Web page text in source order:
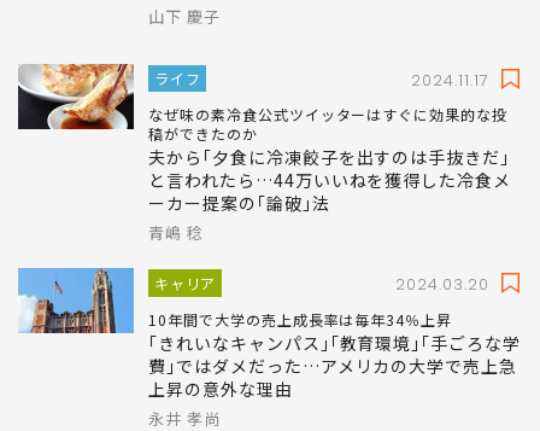
山下 慶子
ライフ 2024.11.17
なぜ味の素冷食公式ツイッターはすぐに効果的な投
稿ができたのか
夫から｢夕食に冷凍餃子を出すのは手抜きだ｣
と言われたら…44万いいねを獲得した冷食メ
ーカー提案の｢論破｣法
青嶋 稔
キャリア 2024.03.20
10年間で大学の売上成長率は毎年34％上昇
｢きれいなキャンパス｣｢教育環境｣｢手ごろな学
費｣ではダメだった…アメリカの大学で売上急
上昇の意外な理由
永井 孝尚